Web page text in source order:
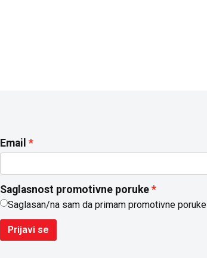
Email
Saglasnost promotivne poruke
Saglasan/na sam da primam promotivne poruke
Prijavi se